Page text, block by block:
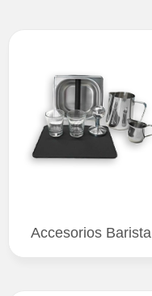
Accesorios Barista